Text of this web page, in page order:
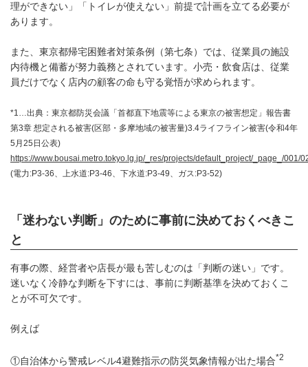
理ができない」「トイレが使えない」前提で計画を立てる必要が
あります。
また、東京都帰宅困難者対策条例（第七条）では、従業員の施設
内待機と備蓄が努力義務とされています。小売・飲食店は、従業
員だけでなく店内の顧客の命も守る覚悟が求められます。
*1…出典：東京都防災会議「首都直下地震等による東京の被害想定」報告書
第3章 想定される被害(区部・多摩地域の被害量)3.4ライフライン被害(令和4年
5月25日公表)
https://www.bousai.metro.tokyo.lg.jp/_res/projects/default_project/_page_/001/
(電力:P3-36、上水道:P3-46、下水道:P3-49、ガス:P3-52)
「迷わない判断」のために事前に決めておくべきこ
と
有事の際、経営者や店長が最も苦しむのは「判断の迷い」です。
迷いなく冷静な判断を下すには、事前に判断基準を決めておくこ
とが不可欠です。
例えば
①自治体から警戒レベル4避難指示の防災気象情報が出た場合*2